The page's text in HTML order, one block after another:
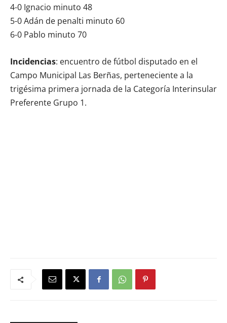
4-0 Ignacio minuto 48
5-0 Adán de penalti minuto 60
6-0 Pablo minuto 70
Incidencias: encuentro de fútbol disputado en el
Campo Municipal Las Berñas, perteneciente a la
trigésima primera jornada de la Categoría Interinsular
Preferente Grupo 1.